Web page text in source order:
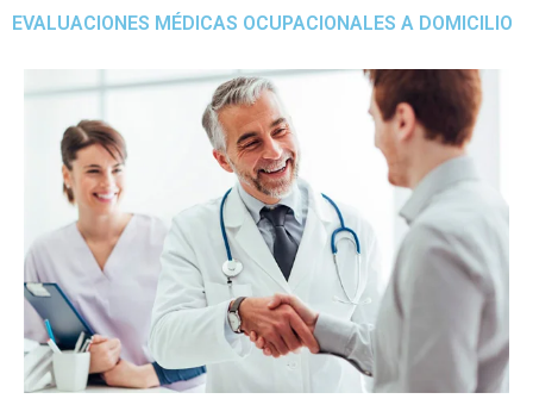
EVALUACIONES MÉDICAS OCUPACIONALES A DOMICILIO